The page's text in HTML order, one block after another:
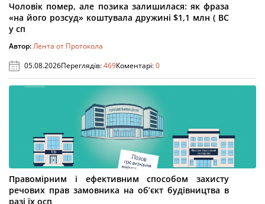
Чоловік помер, але позика залишилася: як фраза
«на його розсуд» коштувала дружині $1,1 млн ( ВС
у сп
Автор:Лента от Протокола
05.08.2026Переглядів:469Коментарі:0
Правомірним і ефективним способом захисту
речових прав замовника на об’єкт будівництва в
разі їх осп